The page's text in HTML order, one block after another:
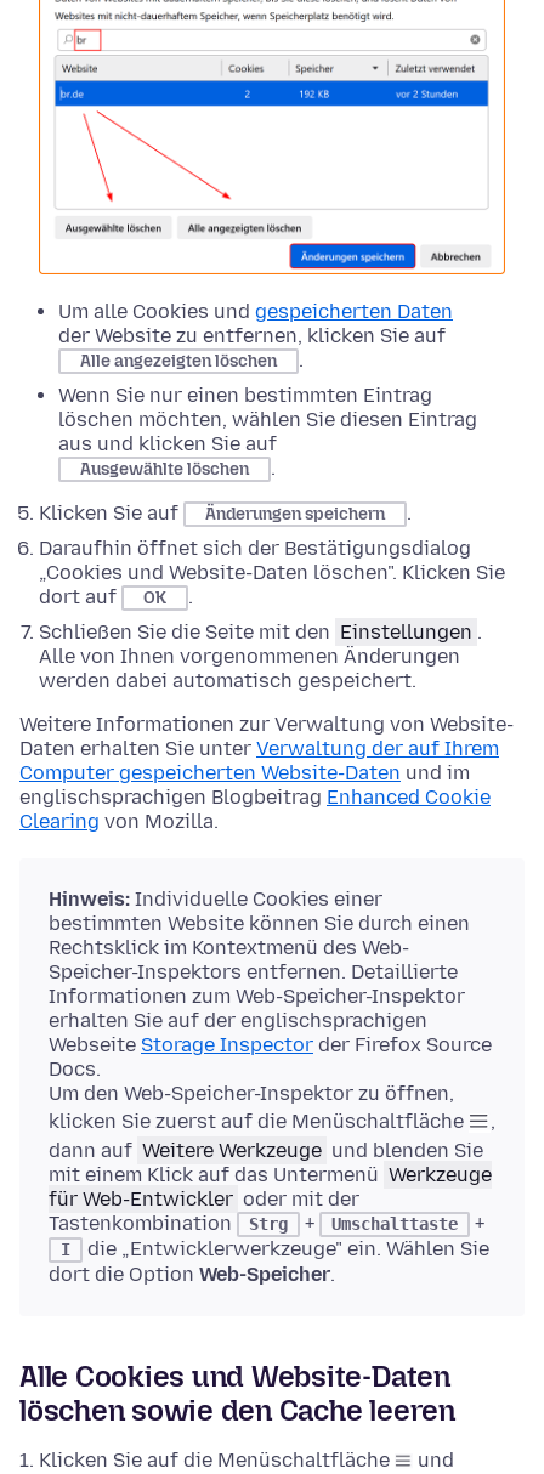
Um alle Cookies und gespeicherten Daten
der Website zu entfernen, klicken Sie auf
Alle angezeigten löschen
.
Wenn Sie nur einen bestimmten Eintrag
löschen möchten, wählen Sie diesen Eintrag
aus und klicken Sie auf
Ausgewählte löschen
.
Klicken Sie auf
Änderungen speichern
.
Daraufhin öffnet sich der Bestätigungsdialog
„Cookies und Website-Daten löschen". Klicken Sie
dort auf
OK
.
Schließen Sie die Seite mit den Einstellungen .
Alle von Ihnen vorgenommenen Änderungen
werden dabei automatisch gespeichert.
Weitere Informationen zur Verwaltung von Website-
Daten erhalten Sie unter Verwaltung der auf Ihrem
Computer gespeicherten Website-Daten und im
englischsprachigen Blogbeitrag Enhanced Cookie
Clearing von Mozilla.
Hinweis: Individuelle Cookies einer
bestimmten Website können Sie durch einen
Rechtsklick im Kontextmenü des Web-
Speicher-Inspektors entfernen. Detaillierte
Informationen zum Web-Speicher-Inspektor
erhalten Sie auf der englischsprachigen
Webseite Storage Inspector der Firefox Source
Docs.
Um den Web-Speicher-Inspektor zu öffnen,
klicken Sie zuerst auf die Menüschaltfläche
,
dann auf Weitere Werkzeuge und blenden Sie
mit einem Klick auf das Untermenü Werkzeuge
für Web-Entwickler oder mit der
Tastenkombination
Strg + Umschalttaste +
I
die „Entwicklerwerkzeuge" ein. Wählen Sie
dort die Option Web-Speicher.
Alle Cookies und Website-Daten
löschen sowie den Cache leeren
Klicken Sie auf die Menüschaltfläche
und